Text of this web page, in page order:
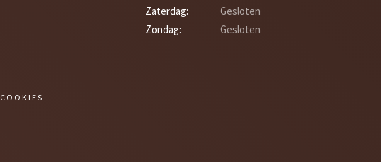
Zaterdag:
Gesloten
Zondag:
Gesloten
COOKIES